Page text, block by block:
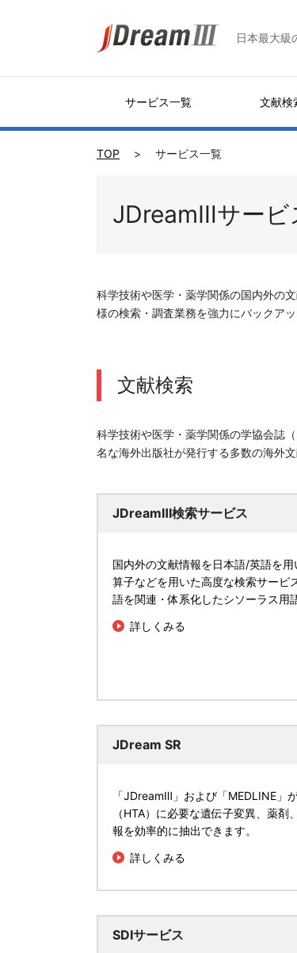
日本最大級
サービス一覧 文献検
TOP サービス一覧
JDreamⅢサービ
科学技術や医学・薬学関係の国内外の
様の検索・調査業務を強力にバックア
文献検索
科学技術や医学・薬学関係の学協会誌
名な海外出版社が発行する多数の海外
JDreamⅢ検索サービス
国内外の文献情報を日本語/英語を
算子などを用いた高度な検索サービ
語を関連・体系化したシソーラス用
詳しくみる
JDream SR
「JDreamⅢ」および「MEDLINE」
（HTA）に必要な遺伝子変異、薬
報を効率的に抽出できます。
詳しくみる
SDIサービス